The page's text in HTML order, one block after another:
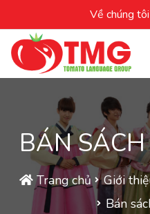
Về chúng tôi
BÁN
Trang chủ Giới
Bán